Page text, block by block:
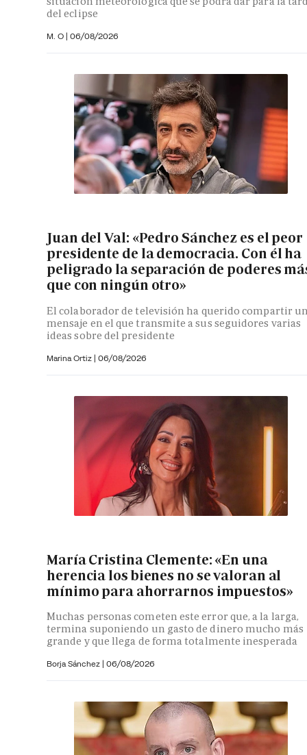
del eclipse
M. O | 06/08/2026
Juan del Val: «Pedro Sánchez es el peor
presidente de la democracia. Con él ha
peligrado la separación de poderes
que con ningún otro»
El colaborador de televisión ha querido compartir
mensaje en el que transmite a sus seguidores varias
ideas sobre del presidente
Marina Ortiz | 06/08/2026
María Cristina Clemente: «En una
herencia los bienes no se valoran al
mínimo para ahorrarnos impuestos»
Muchas personas cometen este error que, a la larga,
termina suponiendo un gasto de dinero mucho más
grande y que llega de forma totalmente inesperada
Borja Sánchez | 06/08/2026